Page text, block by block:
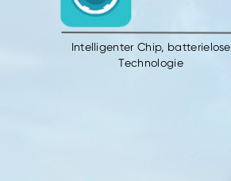
Intelligenter Chip, batterielose
Technologie